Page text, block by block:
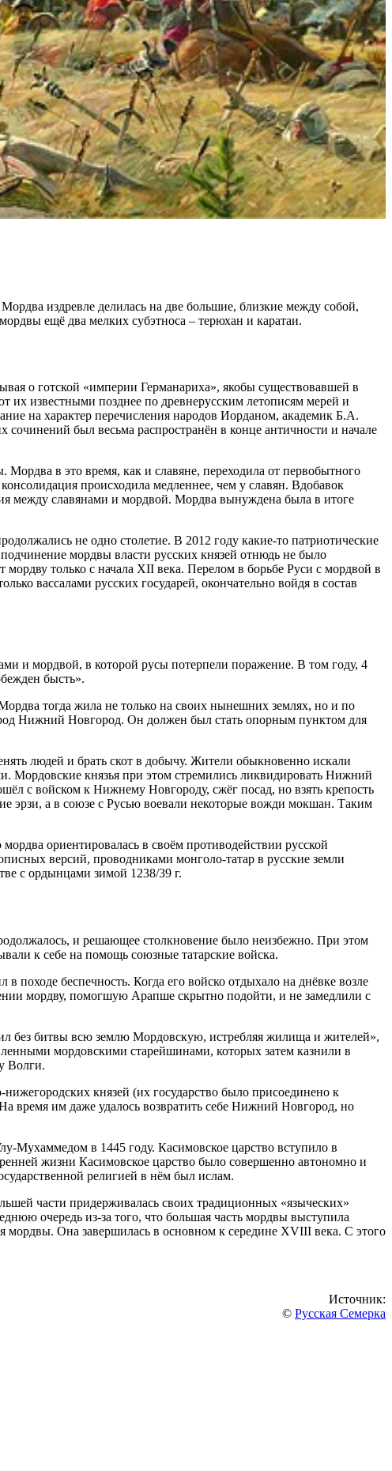
издревле делилась на две большие, близкие между собой,
ещё два мелких субэтноса – терюхан и каратаи.
о готской «империи Германариха», якобы существовавшей в
их известными позднее по древнерусским летописям мерей и
на характер перечисления народов Иорданом, академик Б.А.
был весьма распространён в конце античности и начале
в это время, как и славяне, переходила от первобытного
происходила медленнее, чем у славян. Вдобавок
между славянами и мордвой. Мордва вынуждена была в итоге
не одно столетие. В 2012 году какие-то патриотические
мордвы власти русских князей отнюдь не было
только с начала XII века. Перелом в борьбе Руси с мордвой в
вассалами русских государей, окончательно войдя в состав
и мордвой, в которой русы потерпели поражение. В том году, 4
бысть».
тогда жила не только на своих нынешних землях, но и по
Нижний Новгород. Он должен был стать опорным пунктом для
людей и брать скот в добычу. Жители обыкновенно искали
Мордовские князья при этом стремились ликвидировать Нижний
с войском к Нижнему Новгороду, сжёг посад, но взять крепость
эрзи, а в союзе с Русью воевали некоторые вожди мокшан. Таким
ориентировалась в своём противодействии русской
версий, проводниками монголо-татар в русские земли
с ордынцами зимой 1238/39 г.
и решающее столкновение было неизбежно. При этом
к себе на помощь союзные татарские войска.
беспечность. Когда его войско отдыхало на днёвке возле
мордву, помогшую Арапше скрытно подойти, и не замедлили с
без битвы всю землю Мордовскую, истребляя жилища и жителей»,
мордовскими старейшинами, которых затем казнили в
Волги.
князей (их государство было присоединено к
время им даже удалось возвратить себе Нижний Новгород, но
Мухаммедом в 1445 году. Касимовское царство вступило в
жизни Касимовское царство было совершенно автономно и
религией в нём был ислам.
части придерживалась своих традиционных «языческих»
очередь из-за того, что большая часть мордвы выступила
мордвы. Она завершилась в основном к середине XVIII века. С этого
Источник:
© Русская Семерка